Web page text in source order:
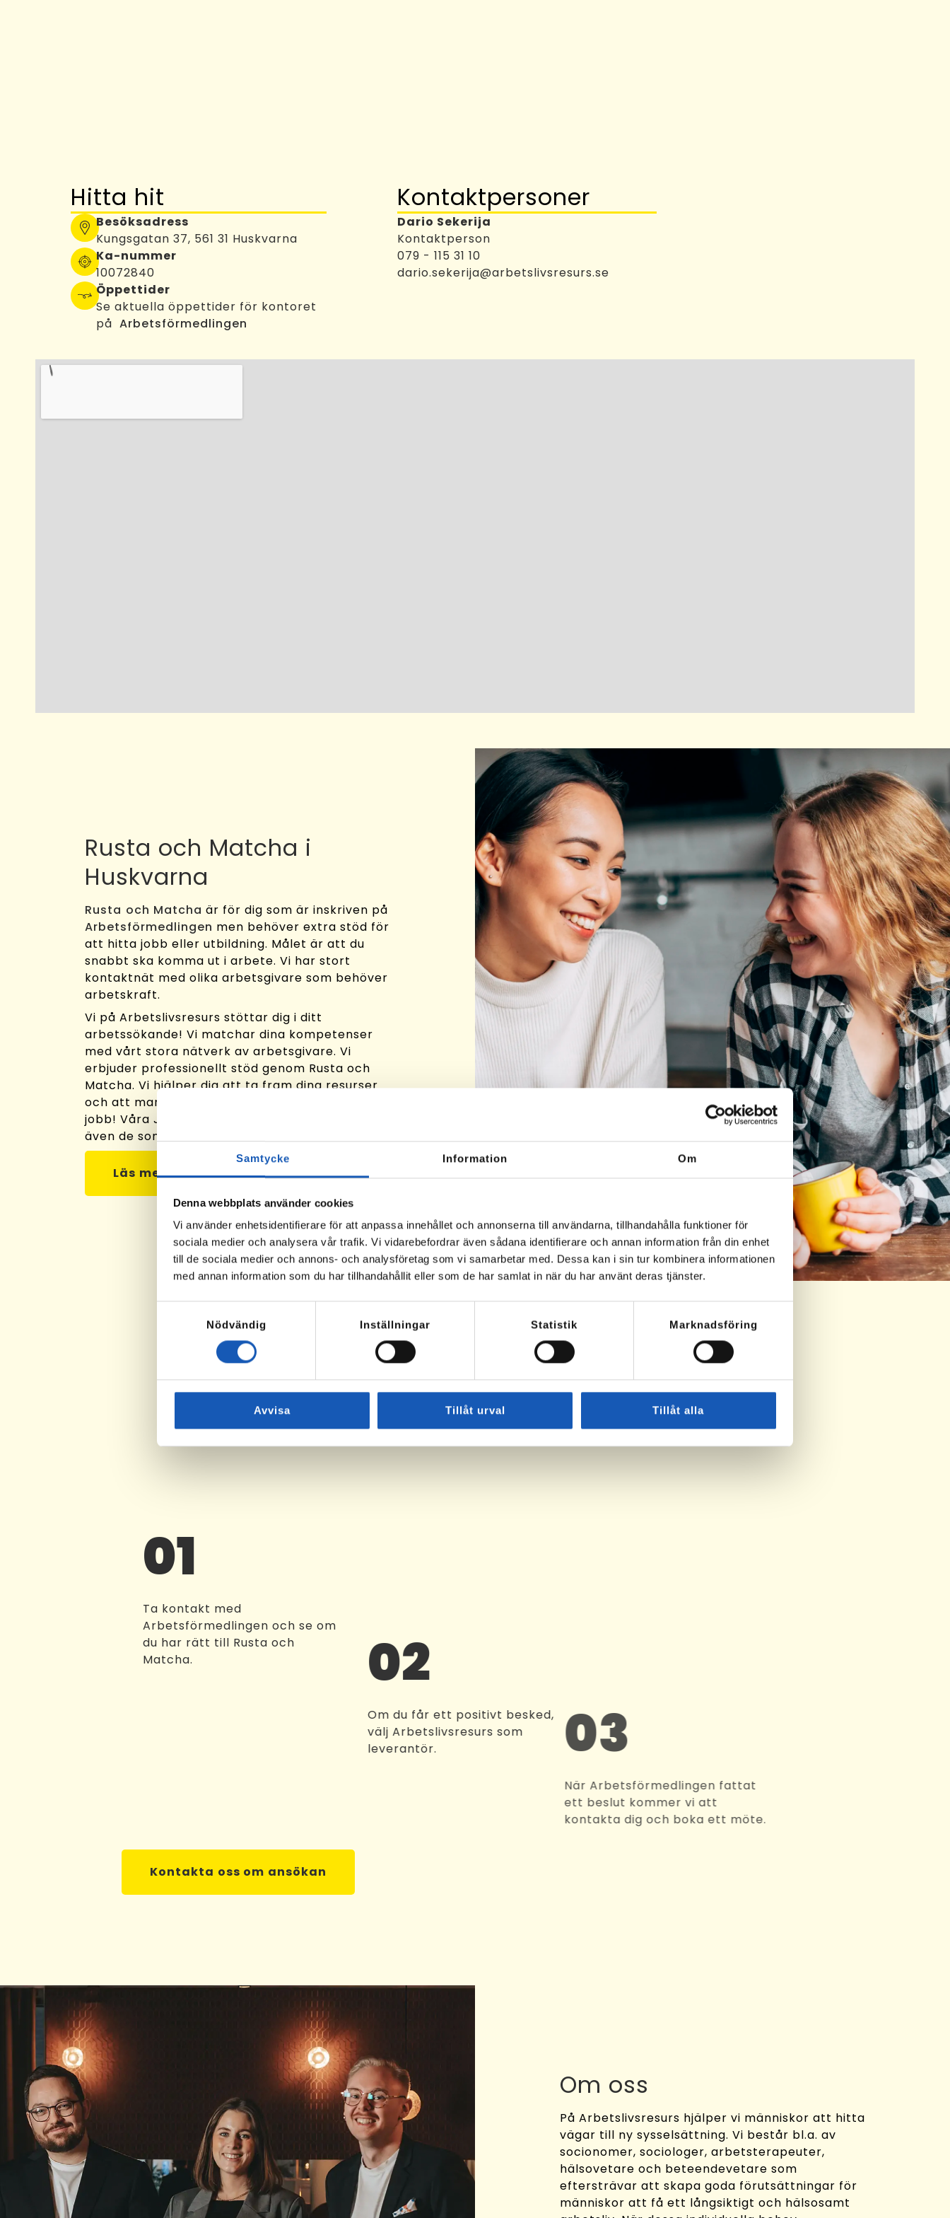
Samtycke Information Om
Denna webbplats använder cookies
Vi använder enhetsidentifierare för att anpassa innehållet och annonserna till användarna, tillhandahålla funktioner för
sociala medier och analysera vår trafik. Vi vidarebefordrar även sådana identifierare och annan information från din enhet
till de sociala medier och annons- och analysföretag som vi samarbetar med. Dessa kan i sin tur kombinera informationen
med annan information som du har tillhandahållit eller som de har samlat in när du har använt deras tjänster.
Nödvändig
Inställningar Statistik Marknadsföring
Avvisa Tillåt urval Tillåt alla
Hitta hit
Besöksadress
Kungsgatan 37, 561 31 Huskvarna
Ka-nummer
10072840
Öppettider
Se aktuella öppettider för kontoret
påArbetsförmedlingen
Kontaktpersoner
Dario Sekerija
Kontaktperson
079 - 115 31 10
dario.sekerija@arbetslivsresurs.se
Rusta och Matcha i
Huskvarna
Rusta och Matcha är för dig som är inskriven på
Arbetsförmedlingen men behöver extra stöd för
att hitta jobb eller utbildning. Målet är att du
snabbt ska komma ut i arbete. Vi har stort
kontaktnät med olika arbetsgivare som behöver
arbetskraft.
Vi på Arbetslivsresurs stöttar dig i ditt
arbetssökande! Vi matchar dina kompetenser
med vårt stora nätverk av arbetsgivare. Vi
erbjuder professionellt stöd genom Rusta och
Matcha. Vi hjälper dig att ta fram dina resurser
och att marknadsföra dem så du får ett nytt
jobb! Våra Jobbkonsulter vet var jobben finns,
även de som inte annonseras ut.
Läs mer om Rusta och Matcha
Välj oss som leverantör
01
Ta kontakt med
Arbetsförmedlingen och se om
du har rätt till Rusta och
Matcha.
02
Om du får ett positivt besked,
välj Arbetslivsresurs som
leverantör.
03
När Arbetsförmedlingen fattat
ett beslut kommer vi att
kontakta dig och boka ett möte.
Kontakta oss om ansökan
Om oss
På Arbetslivsresurs hjälper vi människor att hitta
vägar till ny sysselsättning. Vi består bl.a. av
socionomer, sociologer, arbetsterapeuter,
hälsovetare och beteendevetare som
eftersträvar att skapa goda förutsättningar för
människor att få ett långsiktigt och hälsosamt